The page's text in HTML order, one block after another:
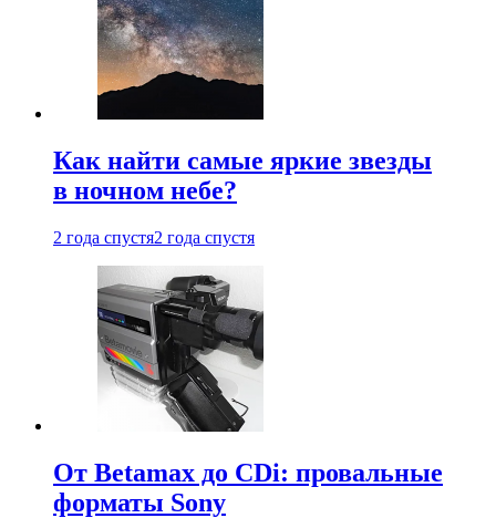
Как найти самые яркие звезды
в ночном небе?
2 года спустя2 года спустя
От Betamax до CDi: провальные
форматы Sony